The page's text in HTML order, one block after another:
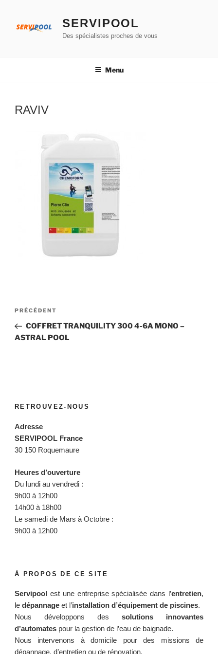
contenu
SERVIPOOL
Des spécialistes proches de vous
Menu
RAVIV
Navigation
l’article
Article
précédent
PRÉCÉDENT
COFFRET TRANQUILITY 300 4-6A MONO –
ASTRAL POOL
RETROUVEZ-NOUS
Adresse
SERVIPOOL France
30 150 Roquemaure
Heures d’ouverture
Du lundi au vendredi :
9h00 à 12h00
14h00 à 18h00
Le samedi de Mars à Octobre :
9h00 à 12h00
À PROPOS DE CE SITE
Servipool est une entreprise spécialisée dans l’entretien,
le dépannage et l’installation d’équipement de piscines.
Nous développons des solutions innovantes
d’automates pour la gestion de l’eau de baignade.
Nous intervenons à domicile pour des missions de
dépannage, d’entretien ou de rénovation.